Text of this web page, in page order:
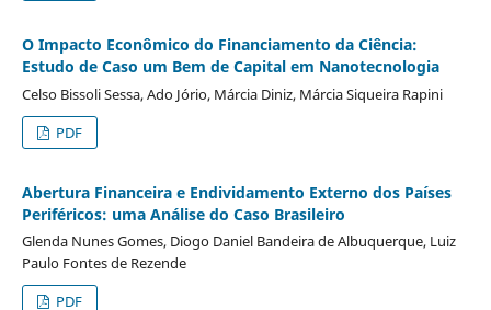
O Impacto Econômico do Financiamento da Ciência:
Estudo de Caso um Bem de Capital em Nanotecnologia
Celso Bissoli Sessa, Ado Jório, Márcia Diniz, Márcia Siqueira Rapini
PDF
Abertura Financeira e Endividamento Externo dos Países
Periféricos: uma Análise do Caso Brasileiro
Glenda Nunes Gomes, Diogo Daniel Bandeira de Albuquerque, Luiz
Paulo Fontes de Rezende
PDF